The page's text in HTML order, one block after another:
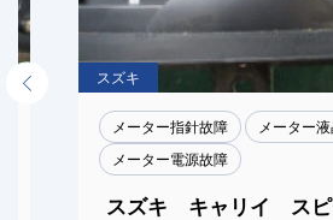
Previous スズキ
メーター指針故障
メーター
メーター電源故障
スズキ キャリイ スピ